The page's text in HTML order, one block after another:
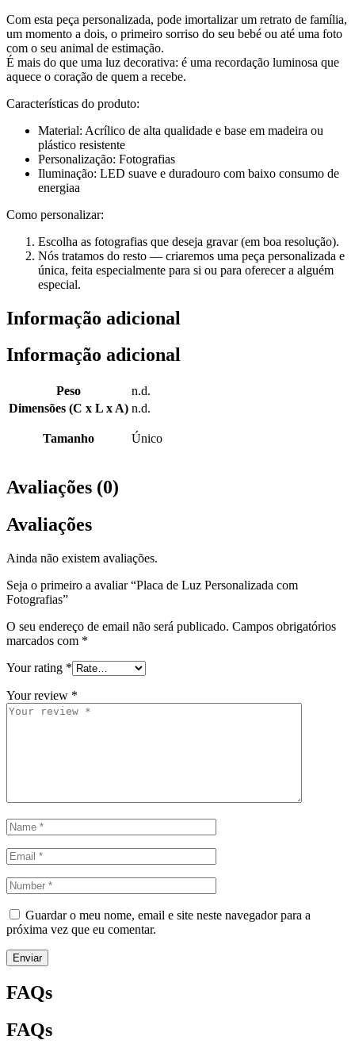
Com esta peça personalizada, pode imortalizar um retrato de família,
um momento a dois, o primeiro sorriso do seu bebé ou até uma foto
com o seu animal de estimação.
É mais do que uma luz decorativa: é uma recordação luminosa que
aquece o coração de quem a recebe.
Características do produto:
Material: Acrílico de alta qualidade e base em madeira ou
plástico resistente
Personalização: Fotografias
Iluminação: LED suave e duradouro com baixo consumo de
energiaa
Como personalizar:
Escolha as fotografias que deseja gravar (em boa resolução).
Nós tratamos do resto — criaremos uma peça personalizada e
única, feita especialmente para si ou para oferecer a alguém
especial.
Informação adicional
Informação adicional
Peso
n.d.
Dimensões (C x L x A) n.d.
Tamanho Único
Avaliações (0)
Avaliações
Ainda não existem avaliações.
Seja o primeiro a avaliar “Placa de Luz Personalizada com
Fotografias”
O seu endereço de email não será publicado. Campos obrigatórios
marcados com *
Your rating *
Your review *
Guardar o meu nome, email e site neste navegador para a
próxima vez que eu comentar.
Enviar
FAQs
FAQs